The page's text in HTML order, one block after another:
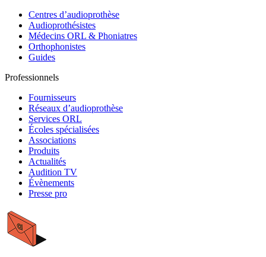
Centres d’audioprothèse
Audioprothésistes
Médecins ORL & Phoniatres
Orthophonistes
Guides
Professionnels
Fournisseurs
Réseaux d’audioprothèse
Services ORL
Écoles spécialisées
Associations
Produits
Actualités
Audition TV
Évènements
Presse pro